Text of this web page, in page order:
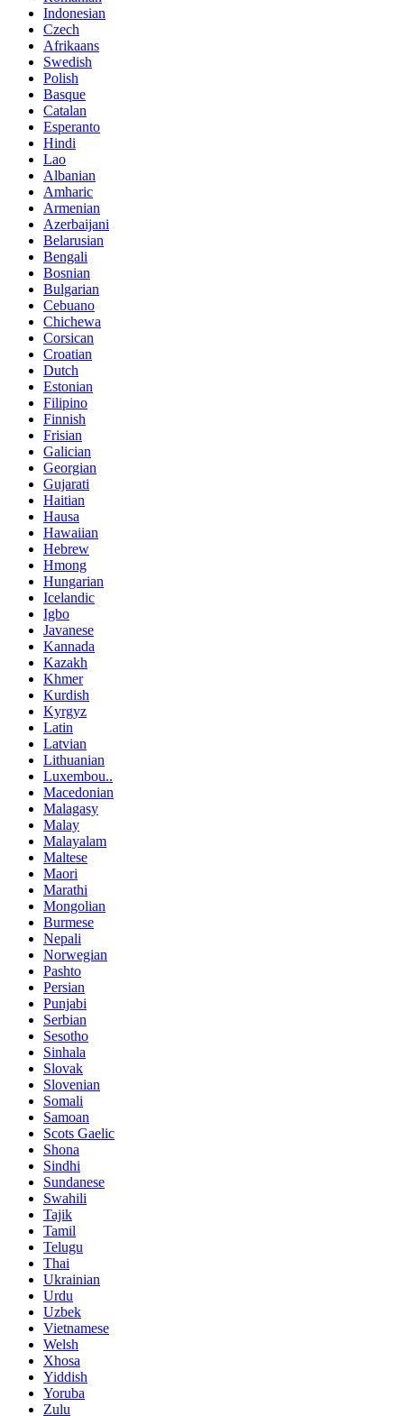
Indonesian
Czech
Afrikaans
Swedish
Polish
Basque
Catalan
Esperanto
Hindi
Lao
Albanian
Amharic
Armenian
Azerbaijani
Belarusian
Bengali
Bosnian
Bulgarian
Cebuano
Chichewa
Corsican
Croatian
Dutch
Estonian
Filipino
Finnish
Frisian
Galician
Georgian
Gujarati
Haitian
Hausa
Hawaiian
Hebrew
Hmong
Hungarian
Icelandic
Igbo
Javanese
Kannada
Kazakh
Khmer
Kurdish
Kyrgyz
Latin
Latvian
Lithuanian
Luxembou..
Macedonian
Malagasy
Malay
Malayalam
Maltese
Maori
Marathi
Mongolian
Burmese
Nepali
Norwegian
Pashto
Persian
Punjabi
Serbian
Sesotho
Sinhala
Slovak
Slovenian
Somali
Samoan
Scots Gaelic
Shona
Sindhi
Sundanese
Swahili
Tajik
Tamil
Telugu
Thai
Ukrainian
Urdu
Uzbek
Vietnamese
Welsh
Xhosa
Yiddish
Yoruba
Zulu